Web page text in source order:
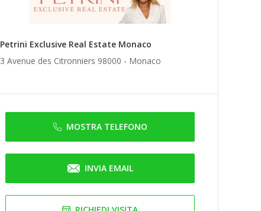
Petrini Exclusive Real Estate Monaco
3 Avenue des Citronniers 98000 - Monaco
MOSTRA TELEFONO
INVIA EMAIL